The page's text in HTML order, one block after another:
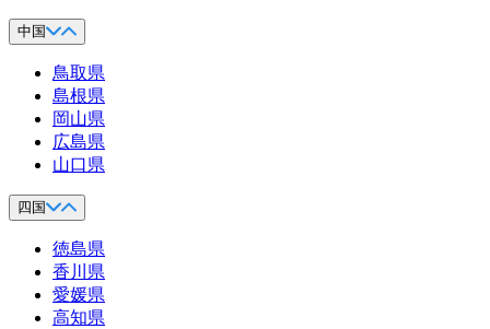
中国
鳥取県
島根県
岡山県
広島県
山口県
四国
徳島県
香川県
愛媛県
高知県